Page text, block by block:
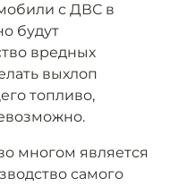
с ДВС в
будут
вредных
выхлоп
топливо,
многом является
самого